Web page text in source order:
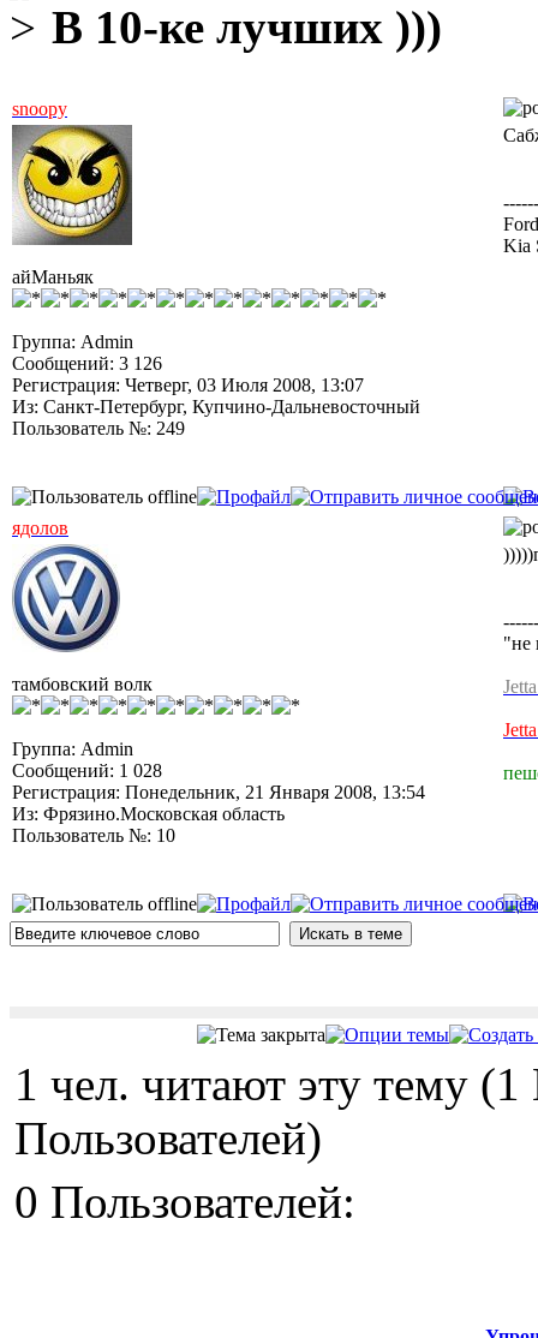
В 10-ке лучших )))
snoopy
айМаньяк
Группа: Admin
Сообщений: 3 126
Регистрация: Четверг, 03 Июля 2008, 13:07
Из: Санкт-Петербург, Купчино-Дальневосточный
Пользователь №: 249
Kia
ядолов
тамбовский волк
Группа: Admin
Сообщений: 1 028
Регистрация: Понедельник, 21 Января 2008, 13:54
Из: Фрязино.Московская область
Пользователь №: 10
"не
1 чел. читают эту тему
Пользователей)
0 Пользователей: